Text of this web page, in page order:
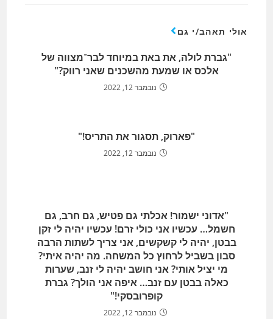
אולי תאהב/י גם
"גברת לולה, את באת במיוחד לבר־מצווה של
אלכס או שמעת מהשכנים שאני רווק?"
נובמבר 12, 2022
"פארוק, תסגור את התריס!"
נובמבר 12, 2022
"אדוני ישמור! אכלתי גם פטיש, גם חרב, גם
חשמל… עכשיו אני כולי זרם! עכשיו יהיה לי זקן
בבטן, יהיה לי קשקשים, אני צריך לשתות הרבה
סבון בשביל לרחוץ כל המשחה. מה יהיה איתי?
מי יציל אותי? אני חושב יהיה לי זנב, שערות
כאלה בבטן עם זנב… איפה אני הולך? גברת
קופרובסקי!"
נובמבר 12, 2022